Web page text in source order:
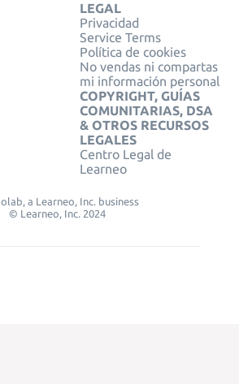
LEGAL
Privacidad
Service Terms
Política de cookies
No vendas ni compartas
mi información personal
COPYRIGHT, GUÍAS
COMUNITARIAS, DSA
& OTROS RECURSOS
LEGALES
Centro Legal de
Learneo
a Learneo, Inc. business
© Learneo, Inc. 2024